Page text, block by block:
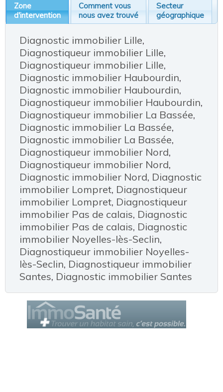
Zone
d'intervention
Comment vous
nous avez trouvé
Secteur
géographique
Diagnostic immobilier Lille,
Diagnostiqueur immobilier Lille,
Diagnostiqueur immobilier Lille,
Diagnostic immobilier Haubourdin,
Diagnostic immobilier Haubourdin,
Diagnostiqueur immobilier Haubourdin,
Diagnostiqueur immobilier La Bassée,
Diagnostic immobilier La Bassée,
Diagnostic immobilier La Bassée,
Diagnostiqueur immobilier Nord,
Diagnostiqueur immobilier Nord,
Diagnostic immobilier Nord, Diagnostic
immobilier Lompret, Diagnostiqueur
immobilier Lompret, Diagnostiqueur
immobilier Pas de calais, Diagnostic
immobilier Pas de calais, Diagnostic
immobilier Noyelles-lès-Seclin,
Diagnostiqueur immobilier Noyelles-
lès-Seclin, Diagnostiqueur immobilier
Santes, Diagnostic immobilier Santes